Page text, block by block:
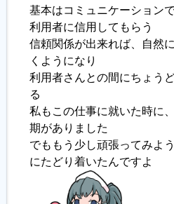
基本はコミュニケーション
利用者に信用してもらう
信頼関係が出来れば、自然
くようになり
利用者さんとの間にちょう
る
私もこの仕事に就いた時に
期がありました
でももう少し頑張ってみよ
にたどり着いたんですよ